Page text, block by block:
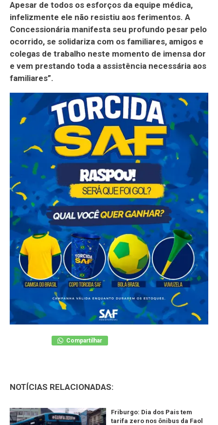
Apesar de todos os esforços da equipe médica,
infelizmente ele não resistiu aos ferimentos. A
Concessionária manifesta seu profundo pesar pelo
ocorrido, se solidariza com os familiares, amigos e
colegas de trabalho neste momento de imensa dor
e vem prestando toda a assistência necessária aos
familiares”.
Compartilhar
NOTÍCIAS RELACIONADAS:
Friburgo: Dia dos Pais tem
tarifa zero nos ônibus da Faol